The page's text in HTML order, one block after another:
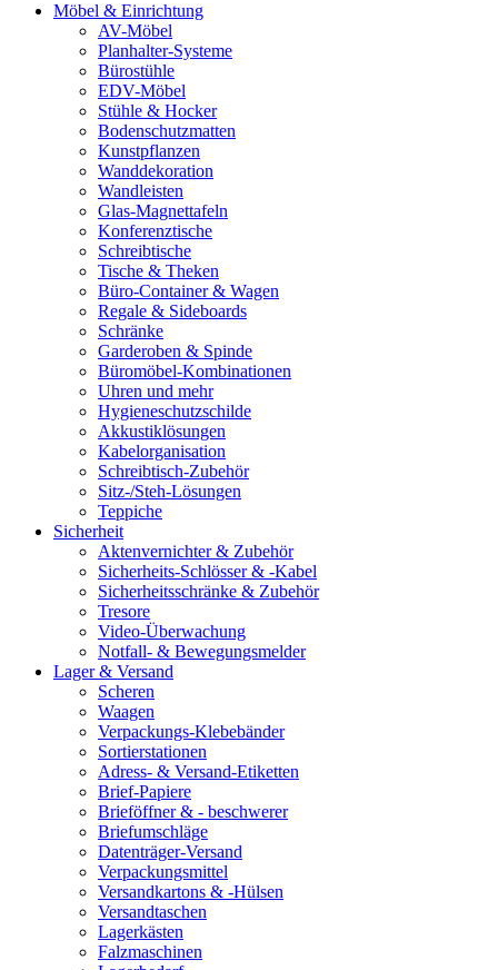
Möbel & Einrichtung
AV-Möbel
Planhalter-Systeme
Bürostühle
EDV-Möbel
Stühle & Hocker
Bodenschutzmatten
Kunstpflanzen
Wanddekoration
Wandleisten
Glas-Magnettafeln
Konferenztische
Schreibtische
Tische & Theken
Büro-Container & Wagen
Regale & Sideboards
Schränke
Garderoben & Spinde
Büromöbel-Kombinationen
Uhren und mehr
Hygieneschutzschilde
Akkustiklösungen
Kabelorganisation
Schreibtisch-Zubehör
Sitz-/Steh-Lösungen
Teppiche
Sicherheit
Aktenvernichter & Zubehör
Sicherheits-Schlösser & -Kabel
Sicherheitsschränke & Zubehör
Tresore
Video-Überwachung
Notfall- & Bewegungsmelder
Lager & Versand
Scheren
Waagen
Verpackungs-Klebebänder
Sortierstationen
Adress- & Versand-Etiketten
Brief-Papiere
Brieföffner & - beschwerer
Briefumschläge
Datenträger-Versand
Verpackungsmittel
Versandkartons & -Hülsen
Versandtaschen
Lagerkästen
Falzmaschinen